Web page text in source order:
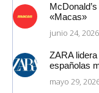
«Macas»
junio 24, 2026
ZARA
españolas
mayo 29,